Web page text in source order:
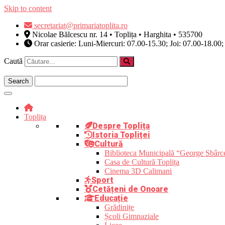
Skip to content
secretariat@primariatoplita.ro
Nicolae Bălcescu nr. 14 • Toplița • Harghita • 535700
Orar casierie: Luni-Miercuri: 07.00-15.30; Joi: 07.00-
Caută
Toplița
Despre Toplița
Istoria Topliței
Cultură
Biblioteca Municipală “George
Casa de Cultură Toplița
Cinema 3D Calimani
Sport
Cetățeni de Onoare
Educație
Grădinițe
Școli Gimnaziale